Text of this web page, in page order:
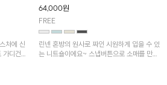
처에 신
가디건!
포인트
실내
64,000원
FREE
린넨 혼방의 원사로 짜인 시원하게 입을 수 있
는 니트숄이에요~ 스냅버튼으로 소매를 만들